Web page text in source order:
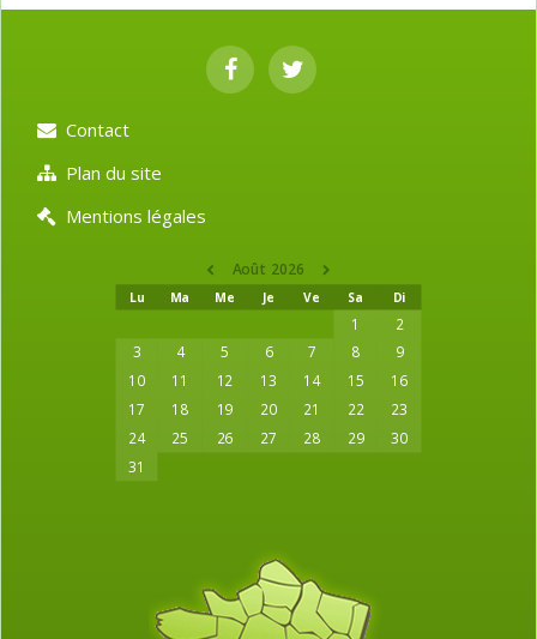
Contact
Plan du site
Mentions légales
Août 2026
Lu Ma Me Je Ve Sa Di
1
2
3
4 5 6 7 8
9
10
11 12 13 14 15 16
17 18 19 20 21 22
23
24
25 26 27 28 29 30
31